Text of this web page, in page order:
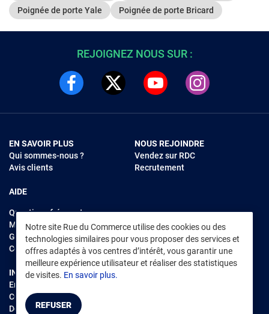
Poignée de porte Yale
Poignée de porte Bricard
Notre site Rue du Commerce utilise des cookies ou des
technologies similaires pour vous proposer des services et
offres adaptés à vos centres d’intérêt, vous garantir une
meilleure expérience utilisateur et réaliser des statistiques
de visites. En savoir plus.
REFUSER
REJOIGNEZ NOUS SUR :
EN SAVOIR PLUS
Qui sommes-nous ?
Avis clients
AIDE
Questions fréquentes
Modes de règlements
Garantie et retours
Contacter Rue du Commerce
NOUS REJOINDRE
Vendez sur RDC
Recrutement
INFORMATIONS LÉGALES
Environnement
CGV /CGU Marketplace
Données personnelles